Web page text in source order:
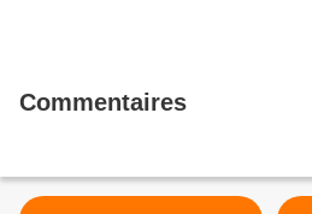
Commentaires